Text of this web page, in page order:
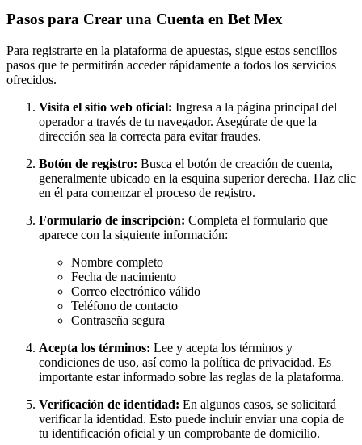
Pasos para Crear una Cuenta en Bet Mex
Para registrarte en la plataforma de apuestas, sigue estos sencillos
pasos que te permitirán acceder rápidamente a todos los servicios
ofrecidos.
Visita el sitio web oficial: Ingresa a la página principal del
operador a través de tu navegador. Asegúrate de que la
dirección sea la correcta para evitar fraudes.
Botón de registro: Busca el botón de creación de cuenta,
generalmente ubicado en la esquina superior derecha. Haz clic
en él para comenzar el proceso de registro.
Formulario de inscripción: Completa el formulario que
aparece con la siguiente información:
Nombre completo
Fecha de nacimiento
Correo electrónico válido
Teléfono de contacto
Contraseña segura
Acepta los términos: Lee y acepta los términos y
condiciones de uso, así como la política de privacidad. Es
importante estar informado sobre las reglas de la plataforma.
Verificación de identidad: En algunos casos, se solicitará
verificar la identidad. Esto puede incluir enviar una copia de
tu identificación oficial y un comprobante de domicilio.